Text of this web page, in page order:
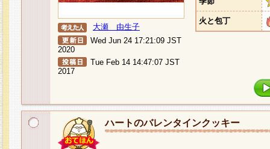
大瀬 由生子
Wed Jun 24 17:21:09 JST
2020
Tue Feb 14 14:47:07 JST
2017
火と包丁
ハートのバレンタインクッキー